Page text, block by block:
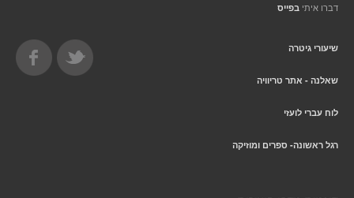
דברו איתי בפייס
שיעורי גיטרה
שאלנה - אתר טריוויה
לוח עברי לועזי
רגל ראשונה- ספרים ומוזיקה